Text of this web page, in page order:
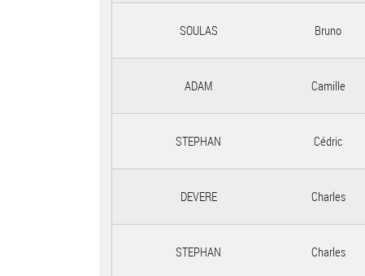
SOULAS Bruno
ADAM Camille
STEPHAN Cédric
DEVERE Charles
STEPHAN Charles